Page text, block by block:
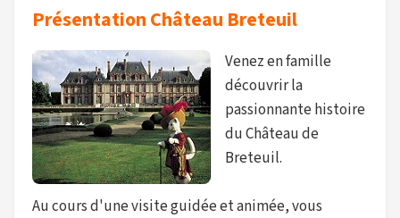
Présentation Château Breteuil
Venez en famille
découvrir la
passionnante histoire
du Château de
Breteuil.
Au cours d'une visite guidée et animée, vous